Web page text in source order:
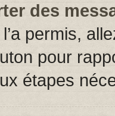
des
l’a permis,
pour
étapes